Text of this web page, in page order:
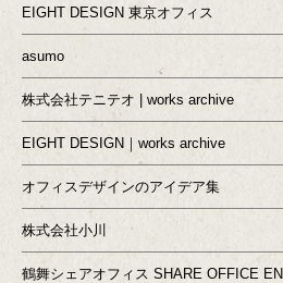
EIGHT DESIGN 東京オフィス
asumo
株式会社テニテオ | works archive
EIGHT DESIGN｜works archive
オフィスデザインのアイデア集
株式会社小川
鶴舞シェアオフィス SHARE OFFICE EN